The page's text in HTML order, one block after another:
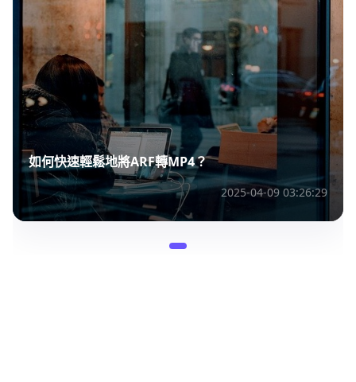
如何快速輕鬆地將ARF轉MP4？
2025-04-09 03:26:29